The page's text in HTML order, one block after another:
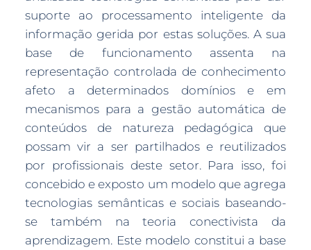
suporte ao processamento inteligente da
informação gerida por estas soluções. A sua
base de funcionamento assenta na
representação controlada de conhecimento
afeto a determinados domínios e em
mecanismos para a gestão automática de
conteúdos de natureza pedagógica que
possam vir a ser partilhados e reutilizados
por profissionais deste setor. Para isso, foi
concebido e exposto um modelo que agrega
tecnologias semânticas e sociais baseando-
se também na teoria conectivista da
aprendizagem. Este modelo constitui a base